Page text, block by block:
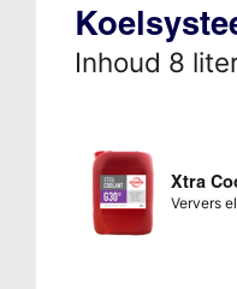
Inhoud 8
Xtra
Ververs